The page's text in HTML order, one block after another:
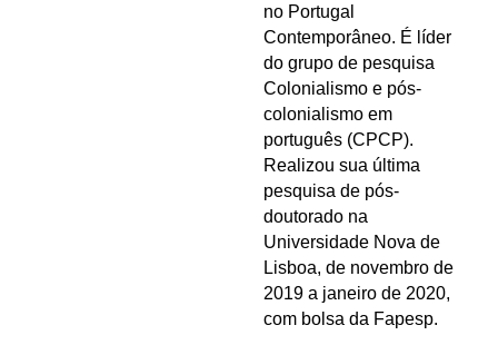
no Portugal
Contemporâneo. É líder
do grupo de pesquisa
Colonialismo e pós-
colonialismo em
português (CPCP).
Realizou sua última
pesquisa de pós-
doutorado na
Universidade Nova de
Lisboa, de novembro de
2019 a janeiro de 2020,
com bolsa da Fapesp.